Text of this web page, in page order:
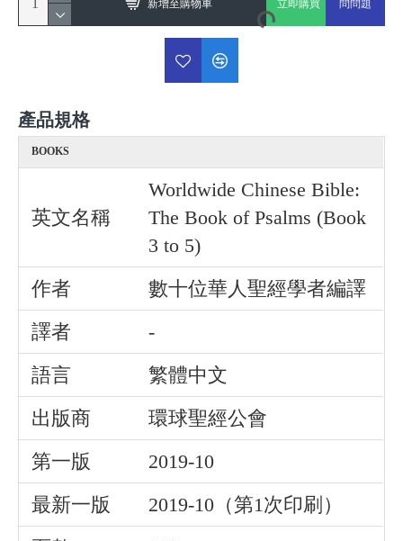
產品規格
BOOKS
英文名稱
Worldwide Chinese Bible:
The Book of Psalms (Book
3 to 5)
作者
數十位華人聖經學者編譯
譯者
-
語言
繁體中文
出版商
環球聖經公會
第一版
2019-10
最新一版
2019-10（第1次印刷）
新增至購物車 立即購買 問問題